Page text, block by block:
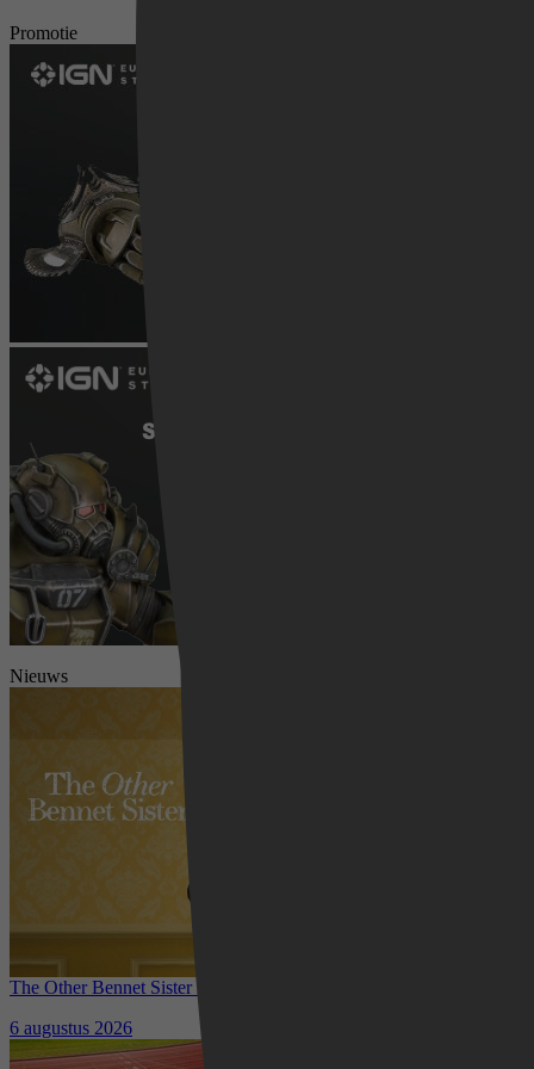
Promotie
Nieuws
The Other Bennet Sister nu te zien op HBO Max: romantisch
kostuumdrama krijgt lovende recensies
6 augustus 2026